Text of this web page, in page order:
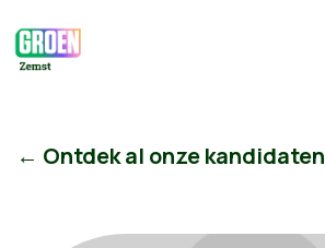
← Ontdek al onze kandidaten